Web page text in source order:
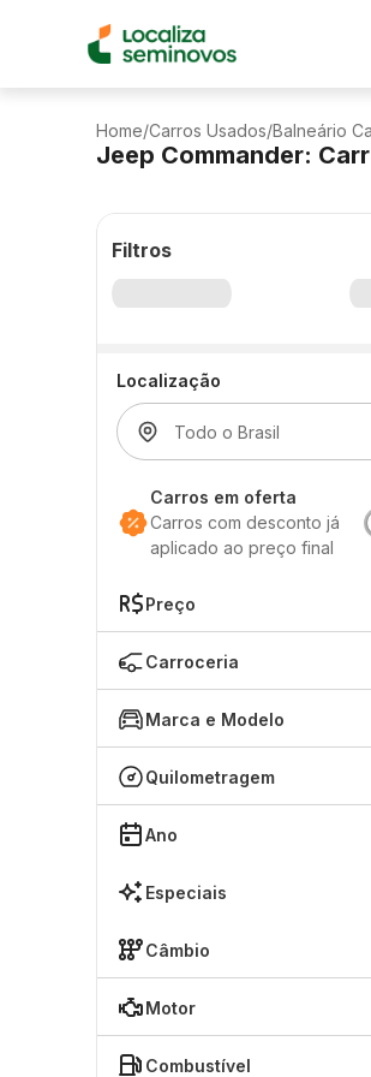
Home/Carros Usados/Balneário
Jeep Commander:
Filtros
Localização
Carros em oferta
Carros com desconto já
aplicado ao preço final
Preço
Carroceria
Marca e Modelo
Quilometragem
Ano
Especiais
Câmbio
Motor
Combustível